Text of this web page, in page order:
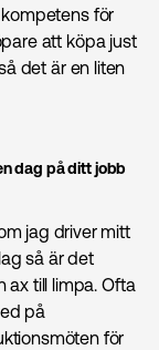
för
att köpa just
det är en liten
dag på ditt jobb
jag driver mitt
så är det
ax till limpa. Ofta
på
för